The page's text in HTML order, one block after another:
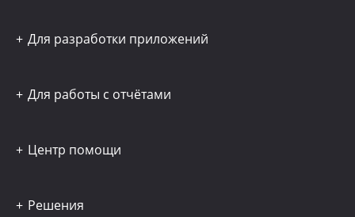
Для разработки приложений
Для работы с отчётами
Центр помощи
Решения